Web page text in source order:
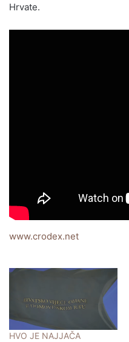
Hrvate.
www.crodex.net
HVO JE NAJJAČA